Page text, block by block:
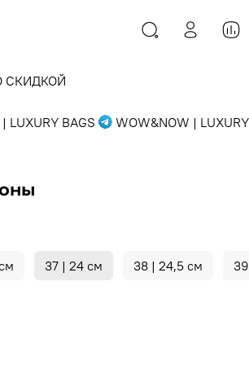
СКИДКОЙ
BAGS WOW&NOW | LUXURY
37 | 24 см 38 | 24,5 см